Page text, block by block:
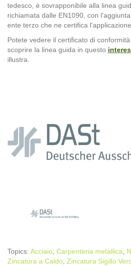
tedesco, è sovrapponibile alla linea
richiamata dalle EN1090, con
ente terzo che ne certifica l'applicazione.
Potete vedere il certificato di
scoprire la linea guida in questo
illustra.
Topics: Acciaio Carpenteria metallica
Zincatura a Caldo Zincatura Sigillo